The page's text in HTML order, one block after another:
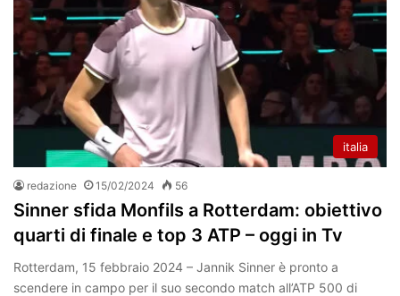
italia
redazione 15/02/2024 56
Sinner sfida Monfils a Rotterdam: obiettivo
quarti di finale e top 3 ATP – oggi in Tv
Rotterdam, 15 febbraio 2024 – Jannik Sinner è pronto a
scendere in campo per il suo secondo match all’ATP 500 di